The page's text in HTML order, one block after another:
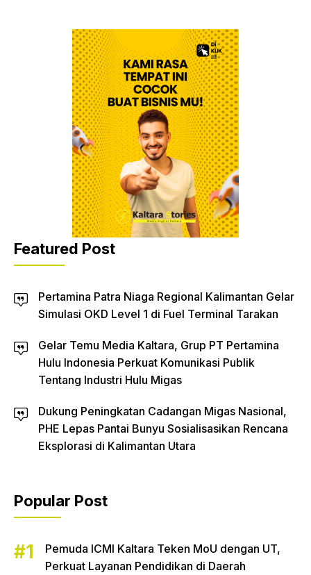
Featured Post
Pertamina Patra Niaga Regional Kalimantan Gelar
Simulasi OKD Level 1 di Fuel Terminal Tarakan
Gelar Temu Media Kaltara, Grup PT Pertamina
Hulu Indonesia Perkuat Komunikasi Publik
Tentang Industri Hulu Migas
Dukung Peningkatan Cadangan Migas Nasional,
PHE Lepas Pantai Bunyu Sosialisasikan Rencana
Eksplorasi di Kalimantan Utara
Popular Post
Pemuda ICMI Kaltara Teken MoU dengan UT,
Perkuat Layanan Pendidikan di Daerah